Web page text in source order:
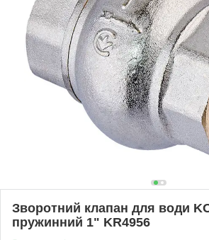
Зворотний клапан для води
пружинний 1" KR4956